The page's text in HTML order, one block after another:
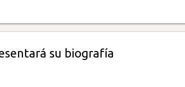
su biografía